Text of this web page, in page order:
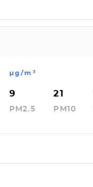
µg/m³
9
PM2.5
21
PM10